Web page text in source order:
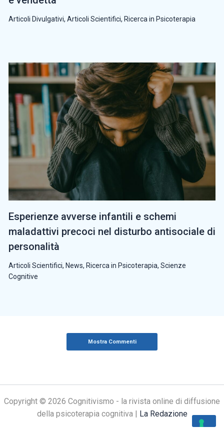
Articoli Divulgativi, Articoli Scientifici, Ricerca in Psicoterapia
Esperienze avverse infantili e schemi
maladattivi precoci nel disturbo antisociale di
personalità
Articoli Scientifici, News, Ricerca in Psicoterapia, Scienze
Cognitive
Mostra Commenti
Copyright © 2026 Cognitivismo - la rivista online di diffusione
della psicoterapia cognitiva | La Redazione